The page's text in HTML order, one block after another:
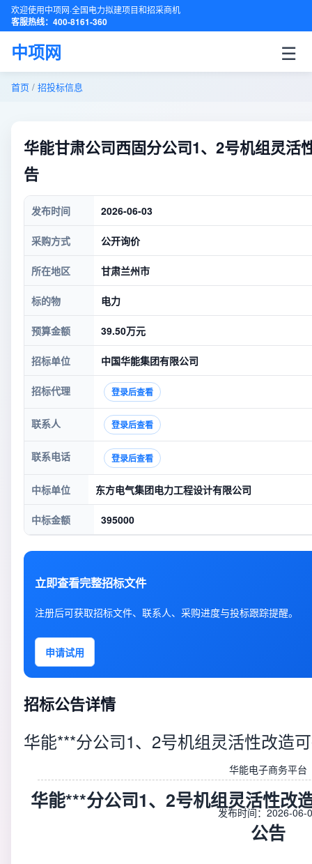
欢迎使用中项网·全国电力拟建项目和招采商机
客服热线：400-8161-360
中项网 ☰
首页 / 招投标信息
华能甘肃公司西固分公司1、2号机组灵活
告
发布时间 2026-06-03
采购方式 公开询价
所在地区 甘肃兰州市
标的物 电力
预算金额 39.50万元
招标单位 中国华能集团有限公司
招标代理 登录后查看
联系人 登录后查看
联系电话 登录后查看
中标单位 东方电气集团电力工程设计有限公司
中标金额 395000
立即查看完整招标文件
注册后可获取招标文件、联系人、采购进度与投标跟踪提醒。
申请试用
招标公告详情
华能***分公司1、2号机组灵活性改造
华能电子商务平台
发布时间：2026-06-
华能***分公司1、2号机组灵活性改
公告